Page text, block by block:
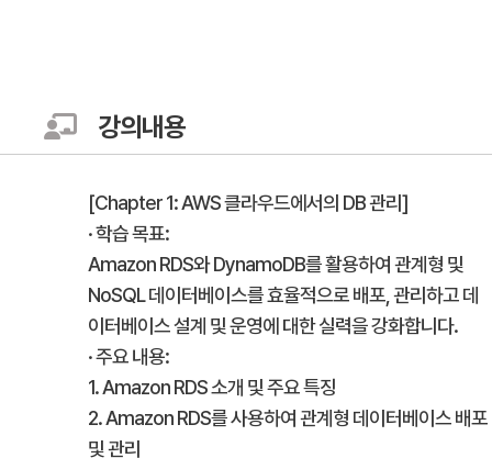
강의내용
[Chapter 1: AWS 클라우드에서의 DB 관리]
· 학습 목표:
Amazon RDS와 DynamoDB를 활용하여 관계형 및
NoSQL 데이터베이스를 효율적으로 배포, 관리하고 데
이터베이스 설계 및 운영에 대한 실력을 강화합니다.
· 주요 내용:
1. Amazon RDS 소개 및 주요 특징
2. Amazon RDS를 사용하여 관계형 데이터베이스 배포
및 관리